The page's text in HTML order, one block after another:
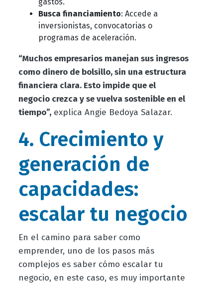
Busca financiamiento: Accede a
inversionistas, convocatorias o
programas de aceleración.
“Muchos empresarios manejan sus ingresos
como dinero de bolsillo, sin una estructura
financiera clara. Esto impide que el
negocio crezca y se vuelva sostenible en el
tiempo”,explica Angie Bedoya Salazar.
4. Crecimiento y
generación de
capacidades:
escalar tu negocio
En el camino para saber como
emprender, uno de los pasos más
complejos es saber cómo escalar tu
negocio, en este caso, es muy importante